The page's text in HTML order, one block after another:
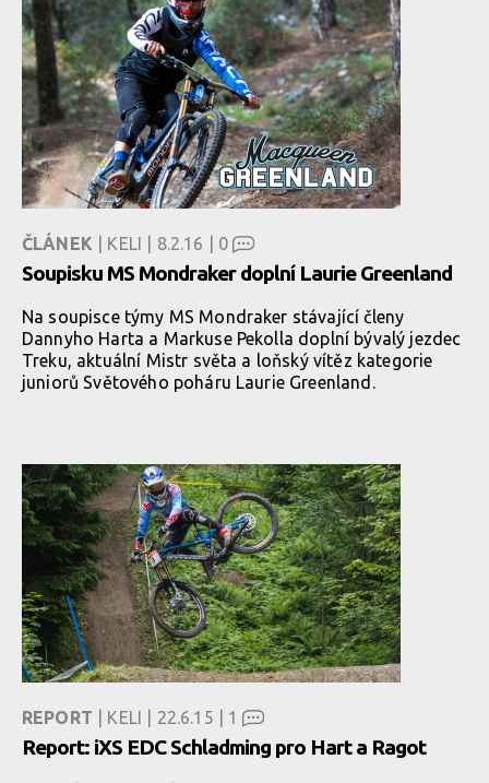
ČLÁNEK | KELI | 8.2.16 | 0
Soupisku MS Mondraker doplní Laurie Greenland
Na soupisce týmy MS Mondraker stávající členy
Dannyho Harta a Markuse Pekolla doplní bývalý jezdec
Treku, aktuální Mistr světa a loňský vítěz kategorie
juniorů Světového poháru Laurie Greenland.
REPORT | KELI | 22.6.15 | 1
Report: iXS EDC Schladming pro Hart a Ragot